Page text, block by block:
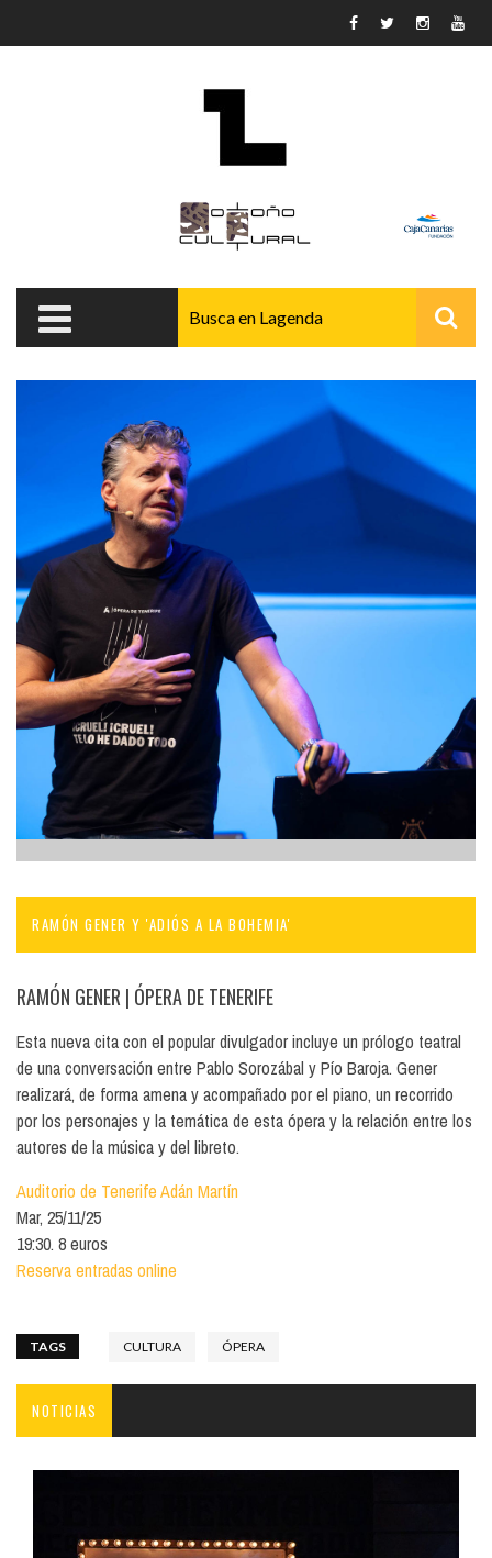
RAMÓN GENER Y 'ADIÓS A LA BOHEMIA'
RAMÓN GENER | ÓPERA DE TENERIFE
Esta nueva cita con el popular divulgador incluye un prólogo teatral
de una conversación entre Pablo Sorozábal y Pío Baroja. Gener
realizará, de forma amena y acompañado por el piano, un recorrido
por los personajes y la temática de esta ópera y la relación entre los
autores de la música y del libreto.
Auditorio de Tenerife Adán Martín
Mar, 25/11/25
19:30. 8 euros
Reserva entradas online
TAGS CULTURA ÓPERA
NOTICIAS